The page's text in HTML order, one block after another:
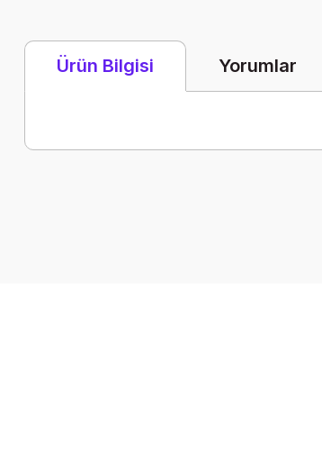
Ürün Bilgisi Yorumlar